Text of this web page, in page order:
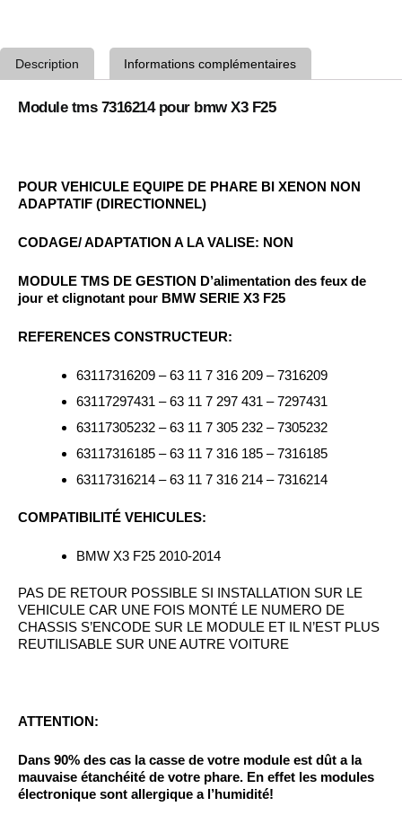
Description Informations complémentaires
Module tms 7316214 pour bmw X3 F25
POUR VEHICULE EQUIPE DE PHARE BI XENON NON
ADAPTATIF (DIRECTIONNEL)
CODAGE/ ADAPTATION A LA VALISE: NON
MODULE TMS DE GESTION D’alimentation des feux de
jour et clignotant pour BMW SERIE X3 F25
REFERENCES CONSTRUCTEUR:
63117316209 – 63 11 7 316 209 – 7316209
63117297431 – 63 11 7 297 431 – 7297431
63117305232 – 63 11 7 305 232 – 7305232
63117316185 – 63 11 7 316 185 – 7316185
63117316214 – 63 11 7 316 214 – 7316214
COMPATIBILITÉ VEHICULES:
BMW X3 F25 2010-2014
PAS DE RETOUR POSSIBLE SI INSTALLATION SUR LE
VEHICULE CAR UNE FOIS MONTÉ LE NUMERO DE
CHASSIS S’ENCODE SUR LE MODULE ET IL N’EST PLUS
REUTILISABLE SUR UNE AUTRE VOITURE
ATTENTION:
Dans 90% des cas la casse de votre module est dût a la
mauvaise étanchéité de votre phare. En effet les modules
électronique sont allergique a l’humidité!